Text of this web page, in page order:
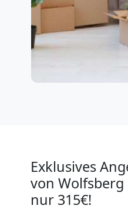
Exklusives
von
nur 315€!